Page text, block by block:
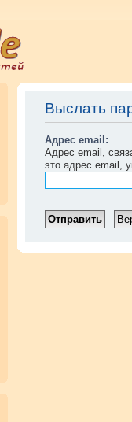
Выслать
Адрес email:
Адрес email,
это адрес email,